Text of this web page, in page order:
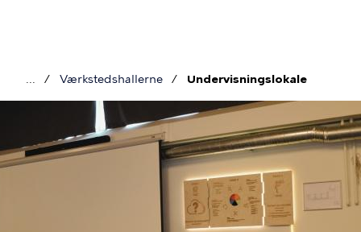
Brødkrumme
Værkstedshallerne Undervisningslokale
Undervisningslokale